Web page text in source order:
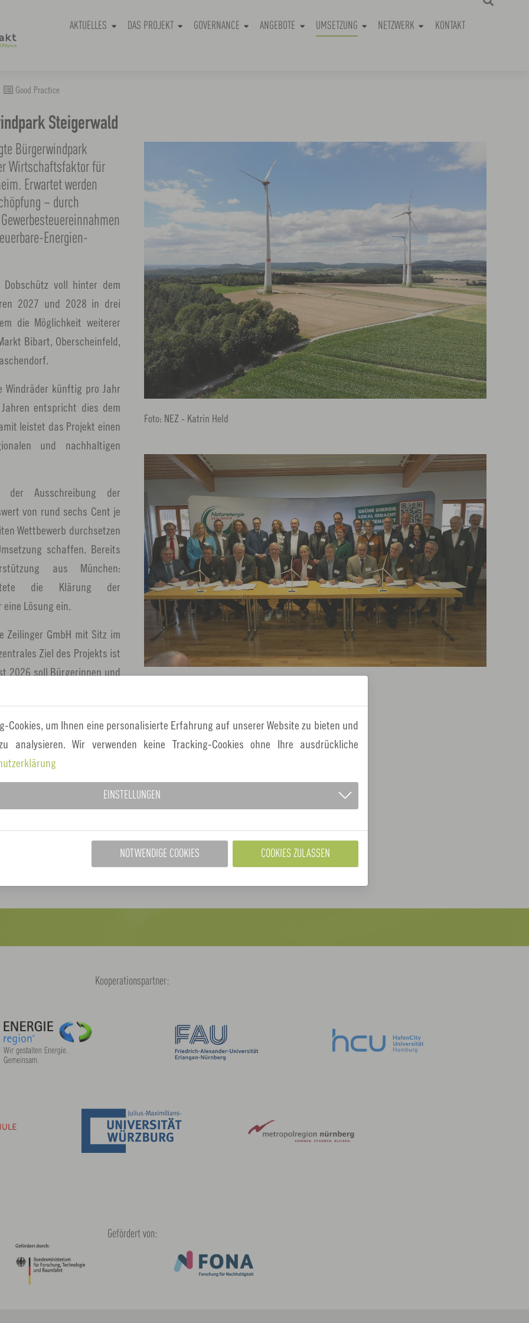
AKTUELLES DAS PROJEKT GOVERNANCE ANGEBOTE UMSETZUNG NETZWERK KONTAKT
Good Practice
Steigerwald
Bürgerwindpark
Wirtschaftsfaktor für
Erwartet werden
– durch
Energien-
voll hinter dem
2027 und 2028 in drei
die Möglichkeit weiterer
Bibart, Oberscheinfeld,
Windräder künftig pro Jahr
entspricht dies dem
leistet das Projekt einen
und nachhaltigen
Ausschreibung der
von rund sechs Cent je
Wettbewerb durchsetzen
schaffen. Bereits
aus München:
die Klärung der
Lösung ein.
Zeilinger GmbH mit Sitz im
Ziel des Projekts ist
2026 soll Bürgerinnen und
am Bürgerwindpark zu
in ihrer Heimatregion zu
als ein Energieprojekt. Er
Einnahmen in der Region
und Investitionen.
Wertschöpfung,
verbinden kann.
Foto: NEZ - Katrin Held
Kooperationspartner:
Gefördert von:
Cookies, um Ihnen eine personalisierte Erfahrung auf unserer Website zu bieten und
analysieren. Wir verwenden keine Tracking-Cookies ohne Ihre ausdrückliche
EINSTELLUNGEN
NOTWENDIGE COOKIES COOKIES ZULASSEN